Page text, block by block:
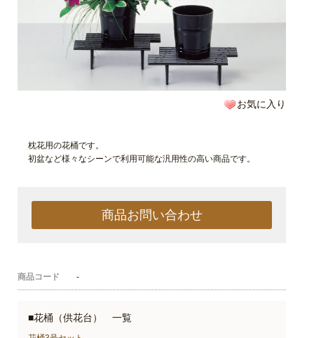
お気に入り
枕花用の花桶です。
初盆など様々なシーンで利用可能な汎用性の高い商品です。
商品お問い合わせ
商品コード -
■花桶（供花台） 一覧